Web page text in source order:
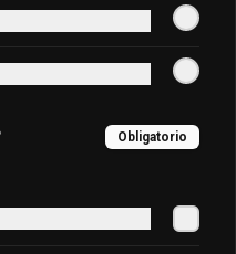
Tradicional
acevichada.
Obligatorio